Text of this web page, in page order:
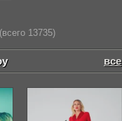
(всего 13735)
все